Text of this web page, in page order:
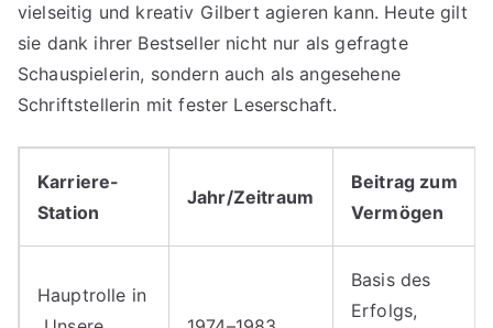
vielseitig und kreativ Gilbert agieren kann. Heute gilt
sie dank ihrer Bestseller nicht nur als gefragte
Schauspielerin, sondern auch als angesehene
Schriftstellerin mit fester Leserschaft.
Karriere-
Station
Jahr/Zeitraum
Beitrag zum
Vermögen
Hauptrolle in
Basis des
Erfolgs,